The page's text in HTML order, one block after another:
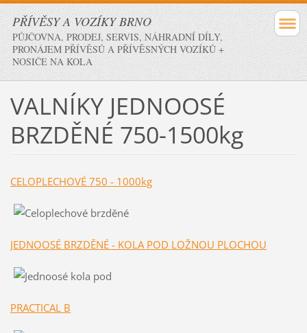
PŘÍVĚSY A VOZÍKY BRNO
PŮJČOVNA, PRODEJ, SERVIS, NÁHRADNÍ DÍLY,
PRONÁJEM PŘÍVĚSŮ A PŘÍVĚSNÝCH VOZÍKŮ +
NOSIČE NA KOLA
VALNÍKY JEDNOOSÉ
BRZDĚNÉ 750-1500kg
CELOPLECHOVÉ 750 - 1000kg
JEDNOOSÉ BRZDĚNÉ - KOLA POD LOŽNOU PLOCHOU
PRACTICAL B